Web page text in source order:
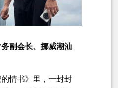
副会长、 挪威潮汕
情书》里，一封封